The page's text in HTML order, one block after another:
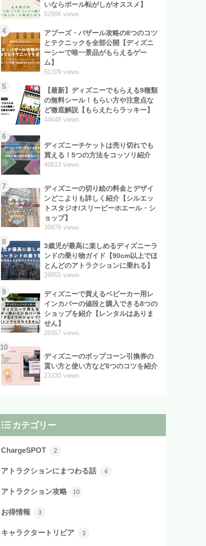
いならボール転がしがオススメ】
52996 views
4
アブーズ・バザール攻略の8つのコツ
とテクニックを全部公開【ディズニ
ーシーで唯一景品がもらえるゲー
ム】
51709 views
5
【最新】ディズニーでもらえる9種類
の無料シール！もらい方や注意点な
ど徹底解説【もらえたらラッキー】
44648 views
6
ディズニーチケットは売り切れでも
買える！5つの方法をコッソリ紹介
40613 views
7
ディズニーの切り絵の料金とデザイ
ンどこよりも詳しく紹介【シルエッ
トスタジオ/スリーピーホエール・シ
ョップ】
39978 views
8
3歳児が最高に楽しめるディズニーラ
ンドの乗り物ガイド【90cm以上でほ
とんどのアトラクションに乗れる】
29955 views
9
ディズニーで買えるベビーカー用レ
インカバーの値段と購入できる8つの
ショップを紹介【レンタルはありま
せん】
26957 views
10
ディズニーのポップコーン引換券の
貰い方と使い方など6つのコツを紹介
23330 views
カテゴリー
ChargeSPOT 2
アトラクションにまつわる話 4
アトラクション攻略 10
お得情報 3
キャラクタートリビア 3